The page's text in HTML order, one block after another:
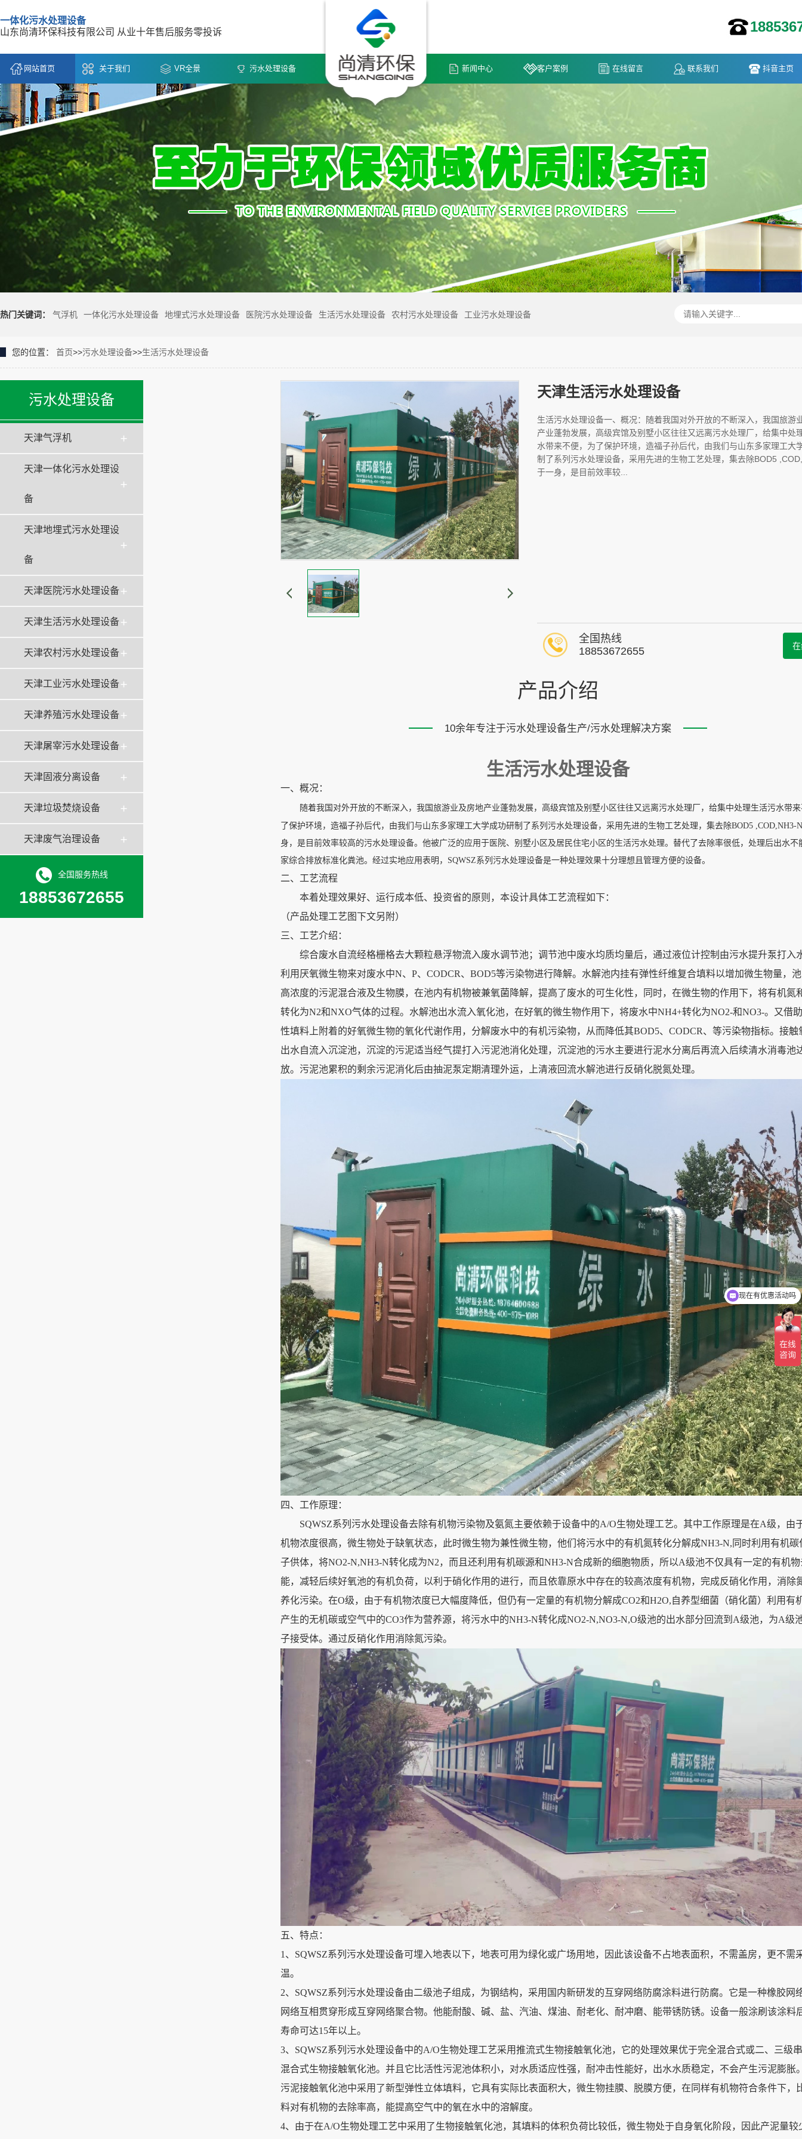
一体化污水处理设备
山东尚清环保科技有限公司 从业十年售后服务零投诉
网站首页 关于我们 VR全景 污水处理设备 新闻中心 客户案例 在线留言 联系我们 抖音主页
热门关键词： 气浮机 一体化污水处理设备 地埋式污水处理设备 医院污水处理设备 生活污水处理设备 农村污水处理设备 工业污水处理设备
您的位置： 首页>>污水处理设备>>生活污水处理设备
污水处理设备
天津气浮机
天津一体化污水处理设
备
天津地埋式污水处理设
备
天津医院污水处理设备
天津生活污水处理设备
天津农村污水处理设备
天津工业污水处理设备
天津养殖污水处理设备
天津屠宰污水处理设备
天津固液分离设备
天津垃圾焚烧设备
天津废气治理设备
全国服务热线
18853672655
天津生活污水处理设备
生活污水处理设备一、概况：随着我国对外开放的不断深入，我国旅游
产业蓬勃发展，高级宾馆及别墅小区往往又远离污水处理厂，给集中处
水带来不便，为了保护环境，造福子孙后代，由我们与山东多家理工大
制了系列污水处理设备，采用先进的生物工艺处理，集去除BOD5
于一身，是目前效率较...
全国热线
18853672655
产品介绍
10余年专注于污水处理设备生产/污水处理解决方案
生活污水处理设备
一、概况：
随着我国对外开放的不断深入，我国旅游业及房地产业蓬勃发展，高级宾馆及别墅小区往往又远离污水处理厂，给集中处理生活污水带
了保护环境，造福子孙后代，由我们与山东多家理工大学成功研制了系列污水处理设备，采用先进的生物工艺处理，集去除BOD5 ,COD,NH3-
身，是目前效率较高的污水处理设备。他被广泛的应用于医院、别墅小区及居民住宅小区的生活污水处理。替代了去除率很低，处理后出水不
家综合排放标准化粪池。经过实地应用表明，SQWSZ系列污水处理设备是一种处理效果十分理想且管理方便的设备。
二、工艺流程
本着处理效果好、运行成本低、投资省的原则，本设计具体工艺流程如下：
（产品处理工艺图下文另附）
三、工艺介绍：
综合废水自流经格栅格去大颗粒悬浮物流入废水调节池；调节池中废水均质均量后，通过液位计控制由污水提升泵打入
利用厌氧微生物来对废水中N、P、CODCR、BOD5等污染物进行降解。水解池内挂有弹性纤维复合填料以增加微生物量，
高浓度的污泥混合液及生物膜，在池内有机物被兼氧菌降解，提高了废水的可生化性，同时，在微生物的作用下，将有机氮
转化为N2和NXO气体的过程。水解池出水流入氧化池，在好氧的微生物作用下，将废水中NH4+转化为NO2-和NO3-。又借
性填料上附着的好氧微生物的氧化代谢作用，分解废水中的有机污染物，从而降低其BOD5、CODCR、等污染物指标。接触
出水自流入沉淀池，沉淀的污泥适当经气提打入污泥池消化处理，沉淀池的污水主要进行泥水分离后再流入后续清水消毒池
放。污泥池累积的剩余污泥消化后由抽泥泵定期清理外运，上清液回流水解池进行反硝化脱氮处理。
四、工作原理：
SQWSZ系列污水处理设备去除有机物污染物及氨氮主要依赖于设备中的A/O生物处理工艺。其中工作原理是在A级，由
机物浓度很高，微生物处于缺氧状态，此时微生物为兼性微生物，他们将污水中的有机氮转化分解成NH3-N,同时利用有机碳
子供体，将NO2-N,NH3-N转化成为N2，而且还利用有机碳源和NH3-N合成新的细胞物质，所以A级池不仅具有一定的有机
能，减轻后续好氧池的有机负荷，以利于硝化作用的进行，而且依靠原水中存在的较高浓度有机物，完成反硝化作用，消除
养化污染。在O级，由于有机物浓度已大幅度降低，但仍有一定量的有机物分解成CO2和H2O,自养型细菌（硝化菌）利用有
产生的无机碳或空气中的CO3作为营养源，将污水中的NH3-N转化成NO2-N,NO3-N,O级池的出水部分回流到A级池，为A级
子接受体。通过反硝化作用消除氮污染。
五、特点：
1、SQWSZ系列污水处理设备可埋入地表以下，地表可用为绿化或广场用地，因此该设备不占地表面积，不需盖房，更不需
温。
2、SQWSZ系列污水处理设备由二级池子组成，为钢结构，采用国内新研发的互穿网络防腐涂料进行防腐。它是一种橡胶网
网络互相贯穿形成互穿网络聚合物。他能耐酸、碱、盐、汽油、煤油、耐老化、耐冲磨、能带锈防锈。设备一般涂刷该涂料
寿命可达15年以上。
3、SQWSZ系列污水处理设备中的A/O生物处理工艺采用推流式生物接触氧化池，它的处理效果优于完全混合式或二、三级
混合式生物接触氧化池。并且它比活性污泥池体积小，对水质适应性强，耐冲击性能好，出水水质稳定，不会产生污泥膨胀
污泥接触氧化池中采用了新型弹性立体填料，它具有实际比表面积大，微生物挂膜、脱膜方便，在同样有机物符合条件下，
料对有机物的去除率高，能提高空气中的氧在水中的溶解度。
4、由于在A/O生物处理工艺中采用了生物接触氧化池，其填料的体积负荷比较低，微生物处于自身氧化阶段，因此产泥量较
可以介绍下你们的产品么